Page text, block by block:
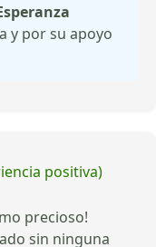
y por su apoyo
positiva)
precioso!
sin ninguna